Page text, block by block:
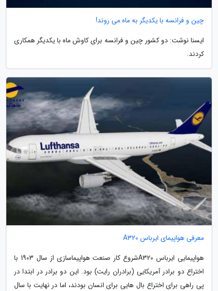
چین و فرانسه با یکدیگر به ماه می روند!
ایسنا نوشت: دو کشور چین و فرانسه برای کاوش ماه با یکدیگر همکاری
کردند.
معرفی هواپیمای ایرباس A320
هواپیمایی ایرباس A320شروع کار صنعت هواپیماسازی از سال 1903 با
اختراع دو برادر آمریکایی (برادران رایت) بود. این دو برادر در ابتدا در
پی راهی برای اختراع بال هایی برای انسان بودند، اما در نهایت با سال